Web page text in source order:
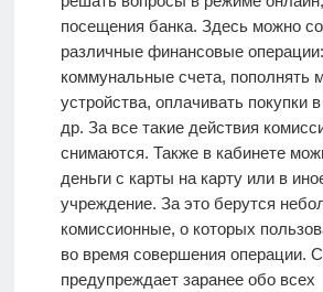
посещения банка. Здесь можно
различные финансовые
коммунальные счета, пополнять
устройства, оплачивать покупки
др. За все такие действия
снимаются. Также в кабинете
деньги с карты на карту или в
учреждение. За это берутся
комиссионные, о которых
во время совершения операции.
предупреждает заранее обо всех